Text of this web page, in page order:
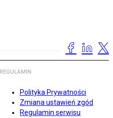
REGULAMIN
Polityka Prywatności
Zmiana ustawień zgód
Regulamin serwisu